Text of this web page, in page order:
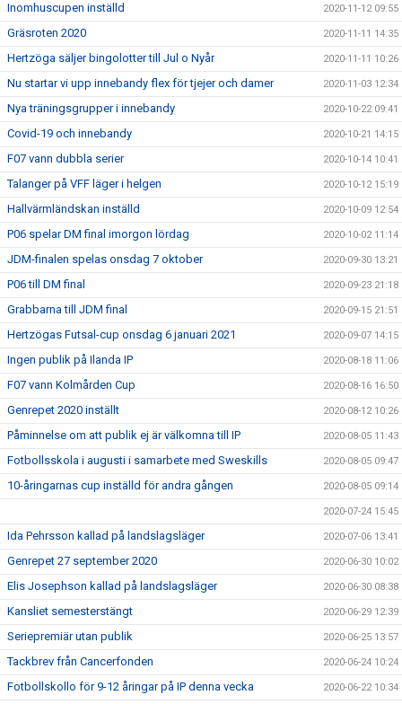
Inomhuscupen inställd 2020-11-12 09:55
Gräsroten 2020 2020-11-11 14:35
Hertzöga säljer bingolotter till Jul o Nyår 2020-11-11 10:26
Nu startar vi upp innebandy flex för tjejer och damer 2020-11-03 12:34
Nya träningsgrupper i innebandy 2020-10-22 09:41
Covid-19 och innebandy 2020-10-21 14:15
F07 vann dubbla serier 2020-10-14 10:41
Talanger på VFF läger i helgen 2020-10-12 15:19
Hallvärmländskan inställd 2020-10-09 12:54
P06 spelar DM final imorgon lördag 2020-10-02 11:14
JDM-finalen spelas onsdag 7 oktober 2020-09-30 13:21
P06 till DM final 2020-09-23 21:18
Grabbarna till JDM final 2020-09-15 21:51
Hertzögas Futsal-cup onsdag 6 januari 2021 2020-09-07 14:15
Ingen publik på Ilanda IP 2020-08-18 11:06
F07 vann Kolmården Cup 2020-08-16 16:50
Genrepet 2020 inställt 2020-08-12 10:26
Påminnelse om att publik ej är välkomna till IP 2020-08-05 11:43
Fotbollsskola i augusti i samarbete med Sweskills 2020-08-05 09:47
10-åringarnas cup inställd för andra gången 2020-08-05 09:14
2020-07-24 15:45
Ida Pehrsson kallad på landslagsläger 2020-07-06 13:41
Genrepet 27 september 2020 2020-06-30 10:02
Elis Josephson kallad på landslagsläger 2020-06-30 08:38
Kansliet semesterstängt 2020-06-29 12:39
Seriepremiär utan publik 2020-06-25 13:57
Tackbrev från Cancerfonden 2020-06-24 10:24
Fotbollskollo för 9-12 åringar på IP denna vecka 2020-06-22 10:34